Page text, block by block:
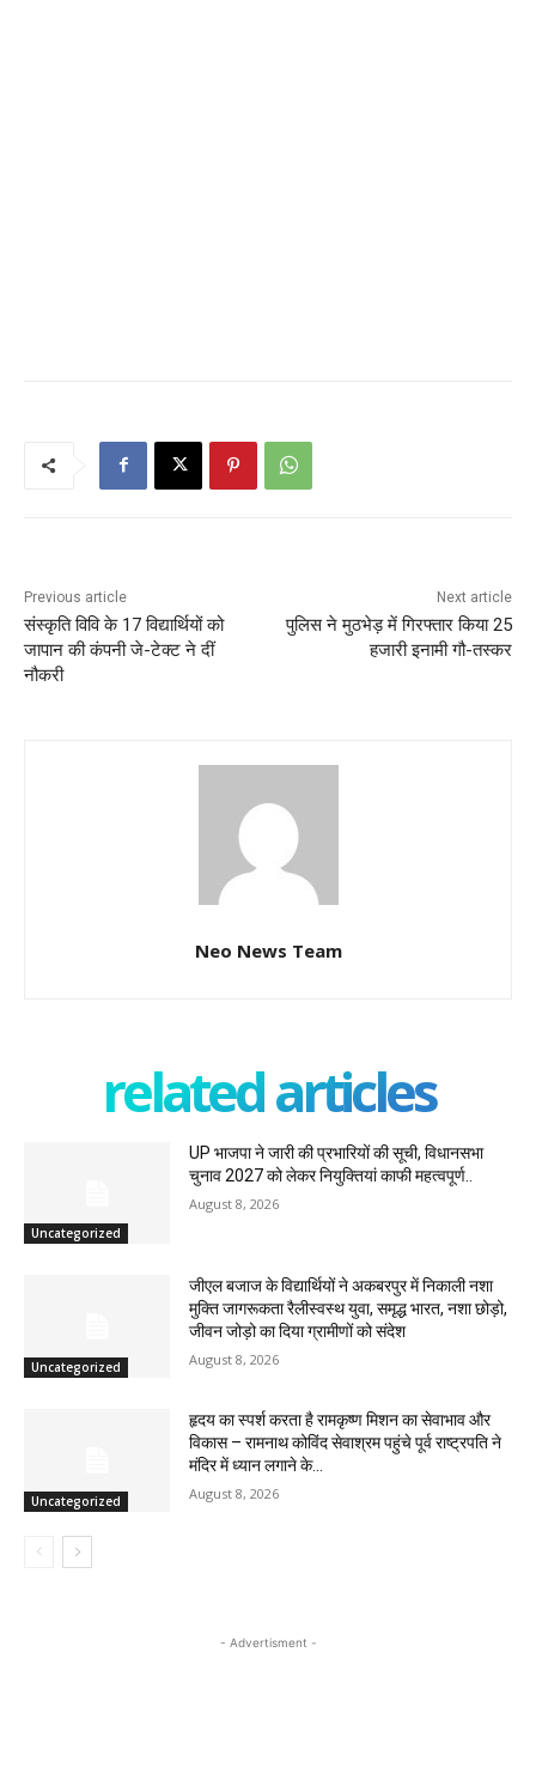
Previous article
संस्कृति विवि के 17 विद्यार्थियों को
जापान की कंपनी जे-टेक्ट ने दीं
नौकरी
Next article
पुलिस ने मुठभेड़ में गिरफ्तार किया 25
हजारी इनामी गौ-तस्कर
Neo News Team
related articles
Uncategorized
UP भाजपा ने जारी की प्रभारियों की सूची, विधानसभा
चुनाव 2027 को लेकर नियुक्तियां काफी महत्वपूर्ण..
August 8, 2026
Uncategorized
जीएल बजाज के विद्यार्थियों ने अकबरपुर में निकाली नशा
मुक्ति जागरूकता रैलीस्वस्थ युवा, समृद्ध भारत, नशा छोड़ो,
जीवन जोड़ो का दिया ग्रामीणों को संदेश
August 8, 2026
Uncategorized
हृदय का स्पर्श करता है रामकृष्ण मिशन का सेवाभाव और
विकास – रामनाथ कोविंद सेवाश्रम पहुंचे पूर्व राष्ट्रपति ने
मंदिर में ध्यान लगाने के...
August 8, 2026
- Advertisment -